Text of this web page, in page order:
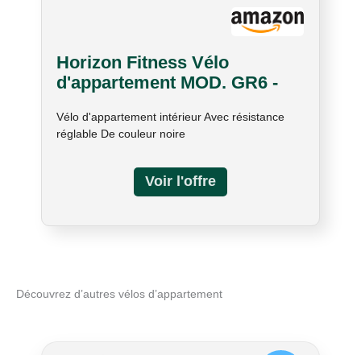
Horizon Fitness Vélo
d'appartement MOD. GR6 -
Vélo d'appartement intérieur Avec résistance
réglable De couleur noire
Découvrez d’autres vélos d’appartement